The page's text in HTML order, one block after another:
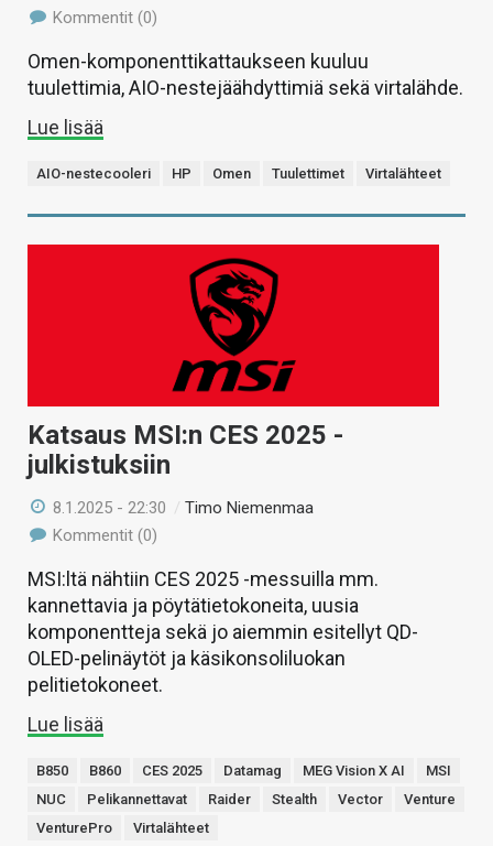
Kommentit (0)
Omen-komponenttikattaukseen kuuluu
tuulettimia, AIO-nestejäähdyttimiä sekä virtalähde.
Lue lisää
AIO-nestecooleri HP Omen Tuulettimet Virtalähteet
Katsaus MSI:n CES 2025 -
julkistuksiin
8.1.2025 - 22:30 /Timo Niemenmaa
Kommentit (0)
MSI:ltä nähtiin CES 2025 -messuilla mm.
kannettavia ja pöytätietokoneita, uusia
komponentteja sekä jo aiemmin esitellyt QD-
OLED-pelinäytöt ja käsikonsoliluokan
pelitietokoneet.
Lue lisää
B850 B860 CES 2025 Datamag MEG Vision X AI
MSI
NUC
Pelikannettavat Raider Stealth Vector
Venture
VenturePro
Virtalähteet